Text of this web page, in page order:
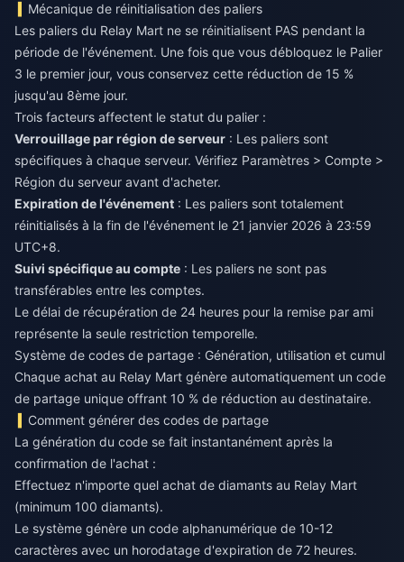
Mécanique de réinitialisation des paliers
Les paliers du Relay Mart ne se réinitialisent PAS pendant la
période de l'événement. Une fois que vous débloquez le Palier
3 le premier jour, vous conservez cette réduction de 15 %
jusqu'au 8ème jour.
Trois facteurs affectent le statut du palier :
Verrouillage par région de serveur : Les paliers sont
spécifiques à chaque serveur. Vérifiez Paramètres > Compte >
Région du serveur avant d'acheter.
Expiration de l'événement : Les paliers sont totalement
réinitialisés à la fin de l'événement le 21 janvier 2026 à 23:59
UTC+8.
Suivi spécifique au compte : Les paliers ne sont pas
transférables entre les comptes.
Le délai de récupération de 24 heures pour la remise par ami
représente la seule restriction temporelle.
Système de codes de partage : Génération, utilisation et cumul
Chaque achat au Relay Mart génère automatiquement un code
de partage unique offrant 10 % de réduction au destinataire.
Comment générer des codes de partage
La génération du code se fait instantanément après la
confirmation de l'achat :
Effectuez n'importe quel achat de diamants au Relay Mart
(minimum 100 diamants).
Le système génère un code alphanumérique de 10-12
caractères avec un horodatage d'expiration de 72 heures.